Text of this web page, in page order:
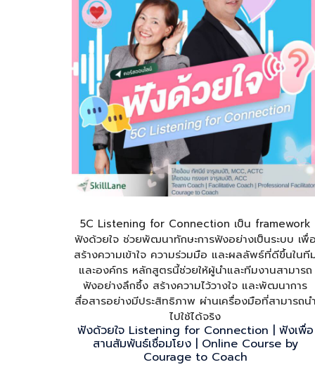
5C Listening for Connection เป็น framework
ฟังด้วยใจ ช่วยพัฒนาทักษะการฟังอย่างเป็นระบบ เพื่
สร้างความเข้าใจ ความร่วมมือ และผลลัพธ์ที่ดีขึ้นในที
และองค์กร หลักสูตรนี้ช่วยให้ผู้นำและทีมงานสามารถ
ฟังอย่างลึกซึ้ง สร้างความไว้วางใจ และพัฒนาการ
สื่อสารอย่างมีประสิทธิภาพ ผ่านเครื่องมือที่สามารถน
ไปใช้ได้จริง
ฟังด้วยใจ Listening for Connection | ฟังเพื่อ
สานสัมพันธ์เชื่อมโยง | Online Course by
Courage to Coach